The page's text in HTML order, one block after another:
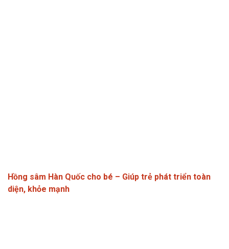
Hồng sâm Hàn Quốc cho bé – Giúp trẻ phát triển toàn
diện, khỏe mạnh